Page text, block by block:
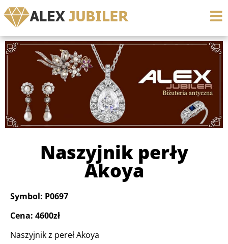
Naszyjnik perły
Akoya
Symbol: P0697
Cena: 4600zł
Naszyjnik z pereł Akoya